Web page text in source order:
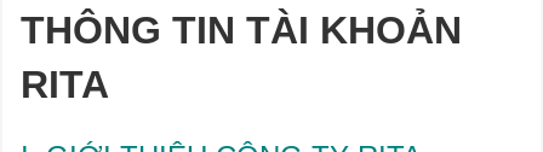
THÔNG TIN TÀI KHOẢN
RITA